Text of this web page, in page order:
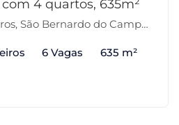
4 quartos, 635m²
São Bernardo do Campo-SP
6 Vagas 635 m²